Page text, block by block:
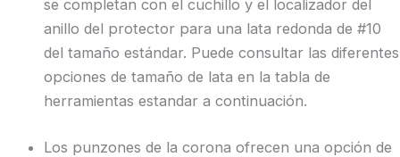
se completan con el cuchillo y el localizador del
anillo del protector para una lata redonda de #10
del tamaño estándar. Puede consultar las diferentes
opciones de tamaño de lata en la tabla de
herramientas estandar a continuación.
Los punzones de la corona ofrecen una opción de